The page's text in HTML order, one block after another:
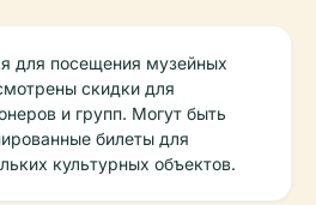
для посещения музейных
скидки для
и групп. Могут быть
билеты для
культурных объектов.